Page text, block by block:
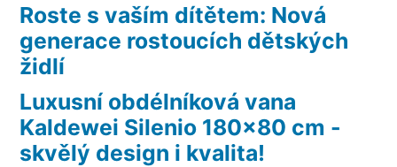
Roste s vaším dítětem: Nová
generace rostoucích dětských
židlí
Luxusní obdélníková vana
Kaldewei Silenio 180×80 cm -
skvělý design i kvalita!